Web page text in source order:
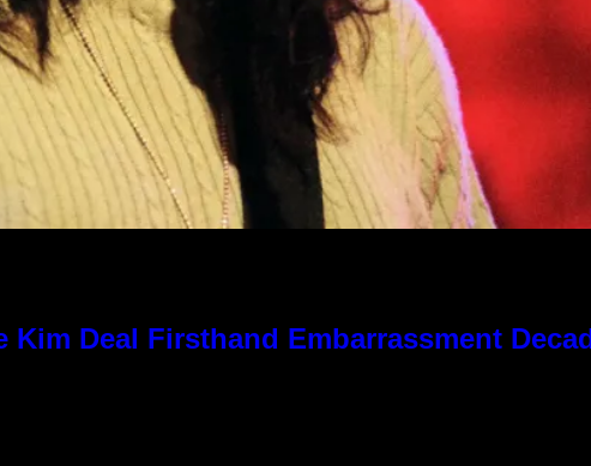
Deal Firsthand Embarrassment